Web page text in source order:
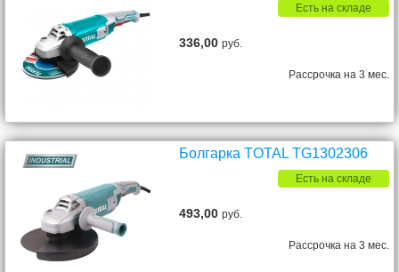
Есть на складе
336,00руб.
Рассрочка на 3 мес.
Болгарка TOTAL TG1302306
Есть на складе
493,00руб.
Рассрочка на 3 мес.